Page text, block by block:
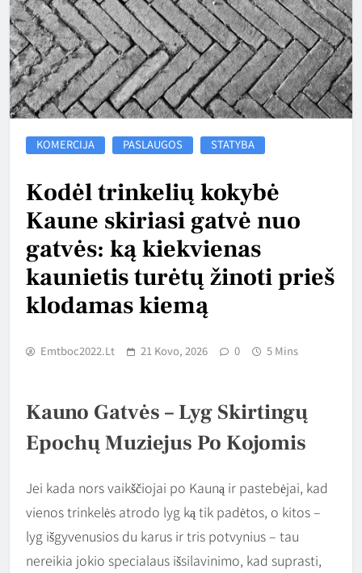
KOMERCIJA PASLAUGOS STATYBA
Kodėl trinkelių kokybė
Kaune skiriasi gatvė nuo
gatvės: ką kiekvienas
kaunietis turėtų žinoti prieš
klodamas kiemą
Emtboc2022.lt 21 Kovo, 2026 0 5 Mins
Kauno Gatvės – Lyg Skirtingų
Epochų Muziejus Po Kojomis
Jei kada nors vaikščiojai po Kauną ir pastebėjai, kad
vienos trinkelės atrodo lyg ką tik padėtos, o kitos –
lyg išgyvenusios du karus ir tris potvynius – tau
nereikia jokio specialaus išsilavinimo, kad suprasti,